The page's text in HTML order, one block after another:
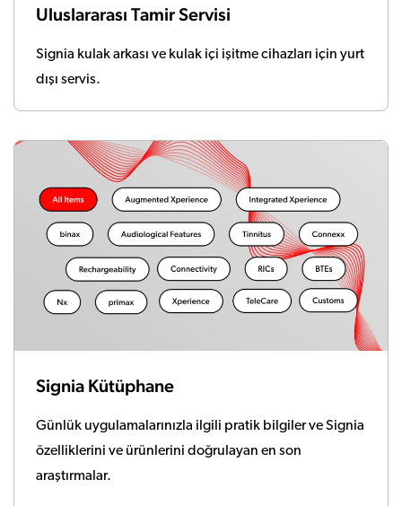
Uluslararası Tamir Servisi
Signia kulak arkası ve kulak içi işitme cihazları için yurt
dışı servis.
Signia Kütüphane
Günlük uygulamalarınızla ilgili pratik bilgiler ve Signia
özelliklerini ve ürünlerini doğrulayan en son
araştırmalar.